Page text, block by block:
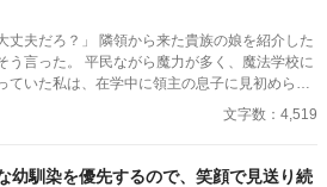
から来た貴族の娘を紹介した
魔力が多く、魔法学校に
ていた私は、在学中に領主の息子に見初められ
ら数年。 街にはほとんど魔
文字数：4,519
幼馴染を優先するので、笑顔で見送り続